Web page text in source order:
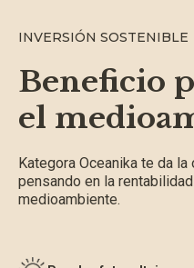
INVERSIÓN SOSTENIBLE
Beneficio
el
Kategora Oceanika te da
pensando en la
medioambiente.